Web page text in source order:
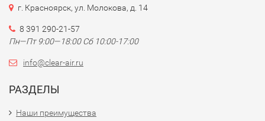
г. Красноярск, ул. Молокова, д. 14
8 391 290-21-57
Пн—Пт 9:00—18:00 Сб 10:00-17:00
info@clear-air.ru
РАЗДЕЛЫ
Наши преимущества